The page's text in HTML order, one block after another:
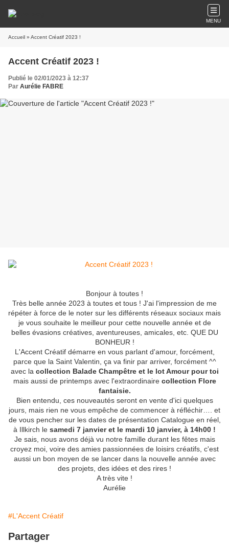
MENU
Accueil » Accent Créatif 2023 !
Accent Créatif 2023 !
Publié le 02/01/2023 à 12:37
Par Aurélie FABRE
Bonjour à toutes !
Très belle année 2023 à toutes et tous ! J'ai l'impression de me
répéter à force de le noter sur les différents réseaux sociaux mais
je vous souhaite le meilleur pour cette nouvelle année et de
belles évasions créatives, aventureuses, amicales, etc. QUE DU
BONHEUR !
L'Accent Créatif démarre en vous parlant d'amour, forcément,
parce que la Saint Valentin, ça va finir par arriver, forcément ^^
avec la collection Balade Champêtre et le lot Amour pour toi
mais aussi de printemps avec l'extraordinairecollection Flore
fantaisie.
Bien entendu, ces nouveautés seront en vente d'ici quelques
jours, mais rien ne vous empêche de commencer à réfléchir…. et
de vous pencher sur les dates de présentation Catalogue en réel,
à Illkirch le samedi 7 janvier et le mardi 10 janvier, à 14h00 !
Je sais, nous avons déjà vu notre famille durant les fêtes mais
croyez moi, voire des amies passionnées de loisirs créatifs, c'est
aussi un bon moyen de se lancer dans la nouvelle année avec
des projets, des idées et des rires !
A très vite !
Aurélie
#L'Accent Créatif
Partager